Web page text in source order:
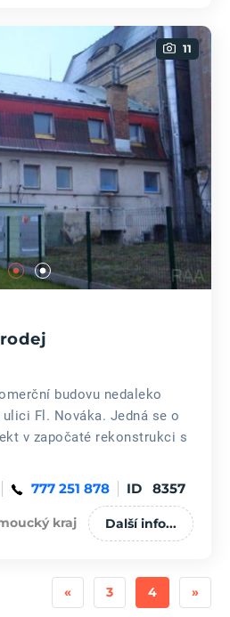
11
budovu nedaleko
Fl. Nováka. Jedná se o
v započaté rekonstrukci s
777 251 878 ID 8357
kraj Další info...
«Previous
3 4 »Next